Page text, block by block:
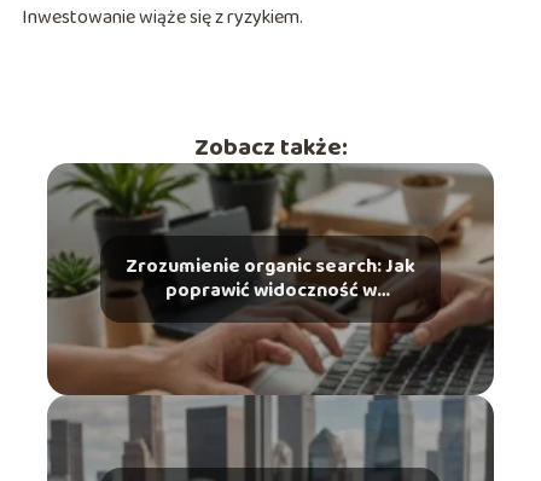
Inwestowanie wiąże się z ryzykiem.
Zobacz także:
Zrozumienie organic search: Jak
poprawić widoczność w
wyszukiwarkach?